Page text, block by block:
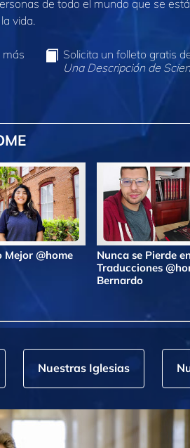
de todo el mundo que se
vida.
más
Solicita un folleto gratis
Una Descripción de
Mejor @home
Nunca se Pierde
Traducciones
Bernardo
Nuestras Iglesias